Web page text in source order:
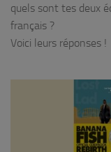
quels sont tes deux
français ?
Voici leurs réponses !